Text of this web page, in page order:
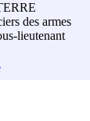
des armes
lieutenant